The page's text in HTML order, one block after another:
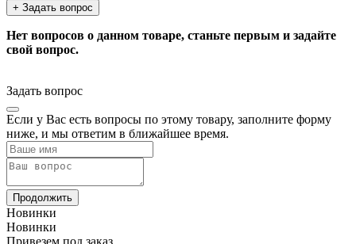
+ Задать вопрос
Нет вопросов о данном товаре, станьте первым и задайте
свой вопрос.
Задать вопрос
Если у Вас есть вопросы по этому товару, заполните форму
ниже, и мы ответим в ближайшее время.
Продолжить
Новинки
Новинки
Привезем под заказ